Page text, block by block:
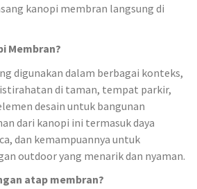
kanopi membran langsung di
Membran?
digunakan dalam berbagai konteks,
di taman, tempat parkir,
desain untuk bangunan
dari kanopi ini termasuk daya
dan kemampuannya untuk
outdoor yang menarik dan nyaman.
atap membran?